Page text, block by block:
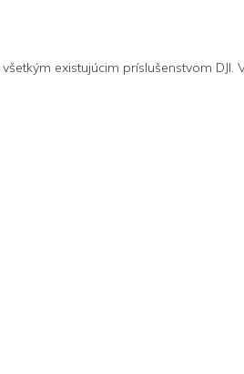
existujúcim príslušenstvom DJI.